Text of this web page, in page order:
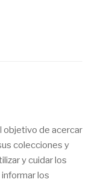
objetivo de acercar
colecciones y
y cuidar los
los